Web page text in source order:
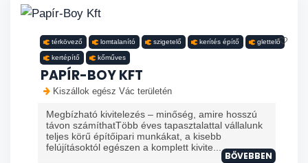
térkövező lomtalanító szigetelő kerítés építő glettelő
kertépítő kőműves
PAPÍR-BOY KFT
Kiszállok egész Vác területén
Megbízható kivitelezés – minőség, amire hosszú
távon számíthatTöbb éves tapasztalattal vállalunk
teljes körű építőipari munkákat, a kisebb
felújításoktól egészen a komplett kivite...
BŐVEBBEN